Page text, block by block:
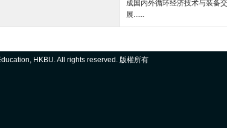
成国内外循环经济技术与装备
展......
HKBU. All rights reserved. 版權所有